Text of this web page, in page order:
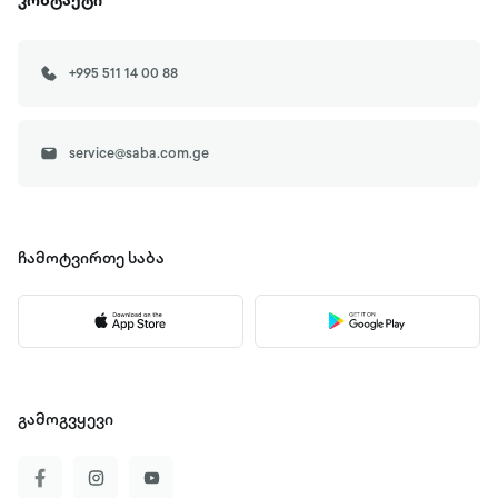
+995 511 14 00 88
service@saba.com.ge
ჩამოტვირთე საბა
გამოგვყევი